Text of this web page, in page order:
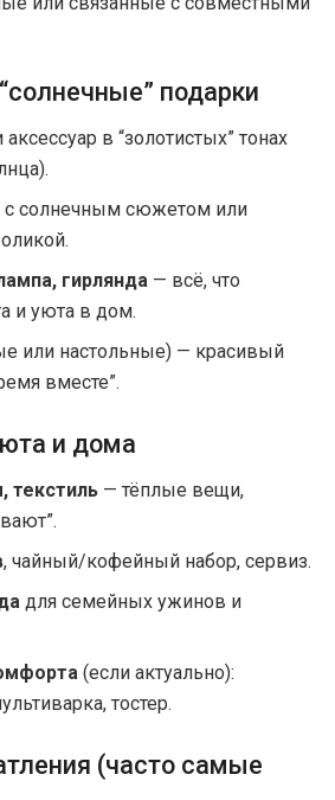
подарки
аксессуар в “золотистых” тонах
с солнечным сюжетом или
гирлянда — всё, что
и уюта в дом.
или настольные) — красивый
вместе”.
и дома
текстиль — тёплые вещи,
, чайный/кофейный набор, сервиз.
для семейных ужинов и
(если актуально):
тостер.
(часто самые